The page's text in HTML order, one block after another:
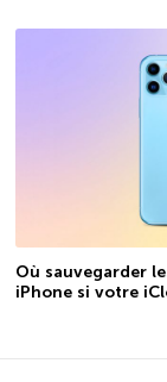
Où sauvegarder
iPhone si votre